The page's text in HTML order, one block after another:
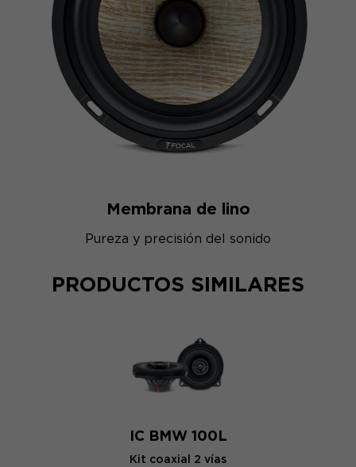
Membrana de lino
Pureza y precisión del sonido
PRODUCTOS SIMILARES
IC BMW 100L
Kit coaxial 2 vías